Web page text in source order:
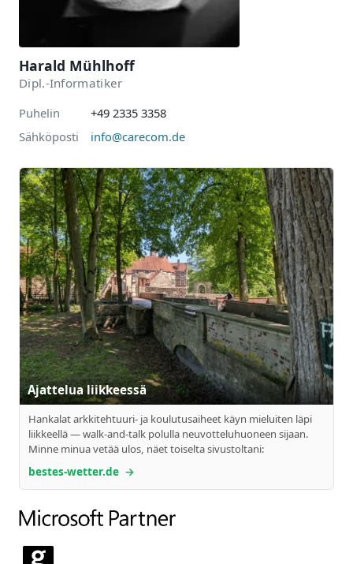
Harald Mühlhoff
Dipl.-Informatiker
Puhelin
+49 2335 3358
Sähköposti
info@carecom.de
Ajattelua liikkeessä
Hankalat arkkitehtuuri- ja koulutusaiheet käyn mieluiten läpi
liikkeellä — walk-and-talk polulla neuvotteluhuoneen sijaan.
Minne minua vetää ulos, näet toiselta sivustoltani:
bestes-wetter.de →